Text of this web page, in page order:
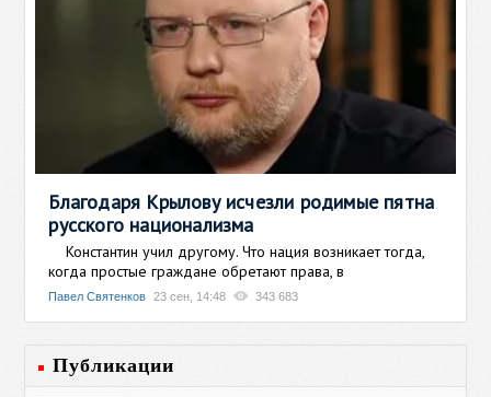
Благодаря Крылову исчезли родимые пятна
русского национализма
Константин учил другому. Что нация возникает тогда,
когда простые граждане обретают права, в
Павел Святенков 23 сен, 14:48 343 683
Публикации